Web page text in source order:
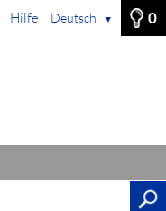
0
Deutsch ▼
Hilfe